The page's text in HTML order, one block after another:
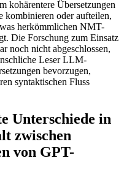
kohärentere Übersetzungen
kombinieren oder aufteilen,
herkömmlichen NMT-
Die Forschung zum Einsatz
noch nicht abgeschlossen,
Leser LLM-
bevorzugen,
syntaktischen Fluss
Unterschiede in
zwischen
von GPT-